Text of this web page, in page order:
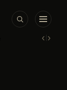
‹›